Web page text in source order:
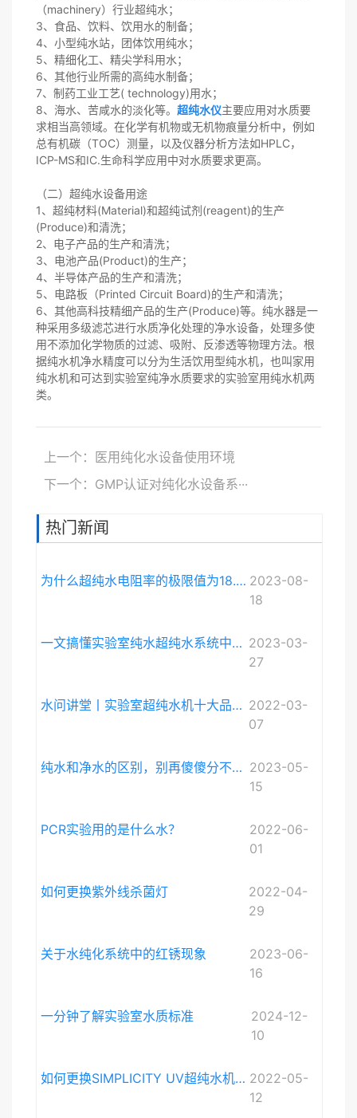
（machinery）行业超纯水；
3、食品、饮料、饮用水的制备；
4、小型纯水站，团体饮用纯水；
5、精细化工、精尖学科用水；
6、其他行业所需的高纯水制备；
7、制药工业工艺( technology)用水；
8、海水、苦咸水的淡化等。 超纯水仪主要应用对水质要
求相当高领域。在化学有机物或无机物痕量分析中，例如
总有机碳（TOC）测量，以及仪器分析方法如HPLC，
ICP-MS和IC.生命科学应用中对水质要求更高。
（二）超纯水设备用途
1、超纯材料(Material)和超纯试剂(reagent)的生产
(Produce)和清洗；
2、电子产品的生产和清洗；
3、电池产品(Product)的生产；
4、半导体产品的生产和清洗；
5、电路板（Printed Circuit Board)的生产和清洗；
6、其他高科技精细产品的生产(Produce)等。纯水器是一
种采用多级滤芯进行水质净化处理的净水设备，处理多使
用不添加化学物质的过滤、吸附、反渗透等物理方法。根
据纯水机净水精度可以分为生活饮用型纯水机，也叫家用
纯水机和可达到实验室纯净水质要求的实验室用纯水机两
类。
上一个：医用纯化水设备使用环境
下一个：GMP认证对纯化水设备系···
热门新闻
为什么超纯水电阻率的极限值为18.248MΩ·cm而不是无限大？ 2023-08-
18
一文搞懂实验室纯水超纯水系统中电导率与电阻率的关系 2023-03-
27
水问讲堂丨实验室超纯水机十大品牌排序和详细介绍 2022-03-
07
纯水和净水的区别，别再傻傻分不清啦。 2023-05-
15
PCR实验用的是什么水？
2022-06-
01
如何更换紫外线杀菌灯
2022-04-
29
关于水纯化系统中的红锈现象
2023-06-
16
一分钟了解实验室水质标准
2024-12-
10
如何更换SIMPLICITY UV超纯水机紫外灯 2022-05-
12